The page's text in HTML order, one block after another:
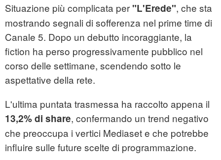
Situazione più complicata per "L'Erede", che sta
mostrando segnali di sofferenza nel prime time di
Canale 5. Dopo un debutto incoraggiante, la
fiction ha perso progressivamente pubblico nel
corso delle settimane, scendendo sotto le
aspettative della rete.
L'ultima puntata trasmessa ha raccolto appena il
13,2% di share, confermando un trend negativo
che preoccupa i vertici Mediaset e che potrebbe
influire sulle future scelte di programmazione.